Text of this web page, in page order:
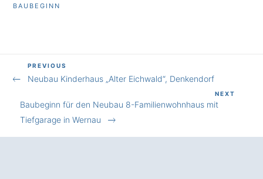
BAUBEGINN
Beitragsnavigation
Previous
Post
PREVIOUS
Neubau Kinderhaus „Alter Eichwald“, Denkendorf
Post
NEXT
Baubeginn für den Neubau 8-Familienwohnhaus mit
Tiefgarage in Wernau